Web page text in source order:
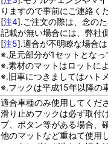
りますので事前にご連絡く
[注4].ご注文の際は、念の
記載が無い場合には、弊社
[注5].適合が不明瞭な場合
※.足元部分が1セットとなっ
※.素材のマットはロットに
※.旧車につきましてはハト
※.フックは平成15年以降の
適合車種のみ使用してくださ
滑り止めフックは必ず取付
プ、ボタン等がある場合、
他のマットなど重ねて使用